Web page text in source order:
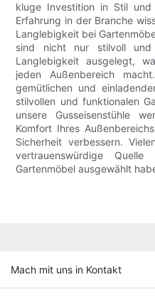
kluge Investition in Stil
Erfahrung in der Branche
Langlebigkeit bei
sind nicht nur stilvoll
Langlebigkeit ausgelegt,
jeden Außenbereich
gemütlichen und
stilvollen und funktionalen
unsere Gusseisenstühle
Komfort Ihres
Sicherheit verbessern.
vertrauenswürdige
Gartenmöbel ausgewählt
Mach mit uns in Kontakt